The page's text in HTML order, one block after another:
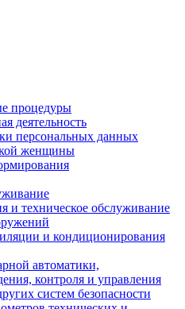
процедуры
деятельность
персональных данных
женщины
и техническое обслуживание
и кондиционирования
автоматики,
контроля и управления
систем безопасности